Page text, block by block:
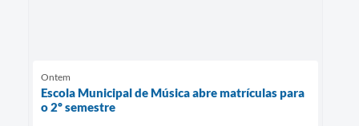
Ontem
Escola Municipal de Música abre matrículas para
o 2º semestre